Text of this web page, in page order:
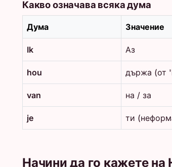
Какво означава всяка дума
Дума Значение
Ik Аз
hou държа (от
van на / за
je ти
Начини да го кажете на